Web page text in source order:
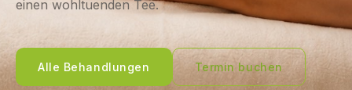
einen wohltuenden Tee.
Alle Behandlungen Termin buchen